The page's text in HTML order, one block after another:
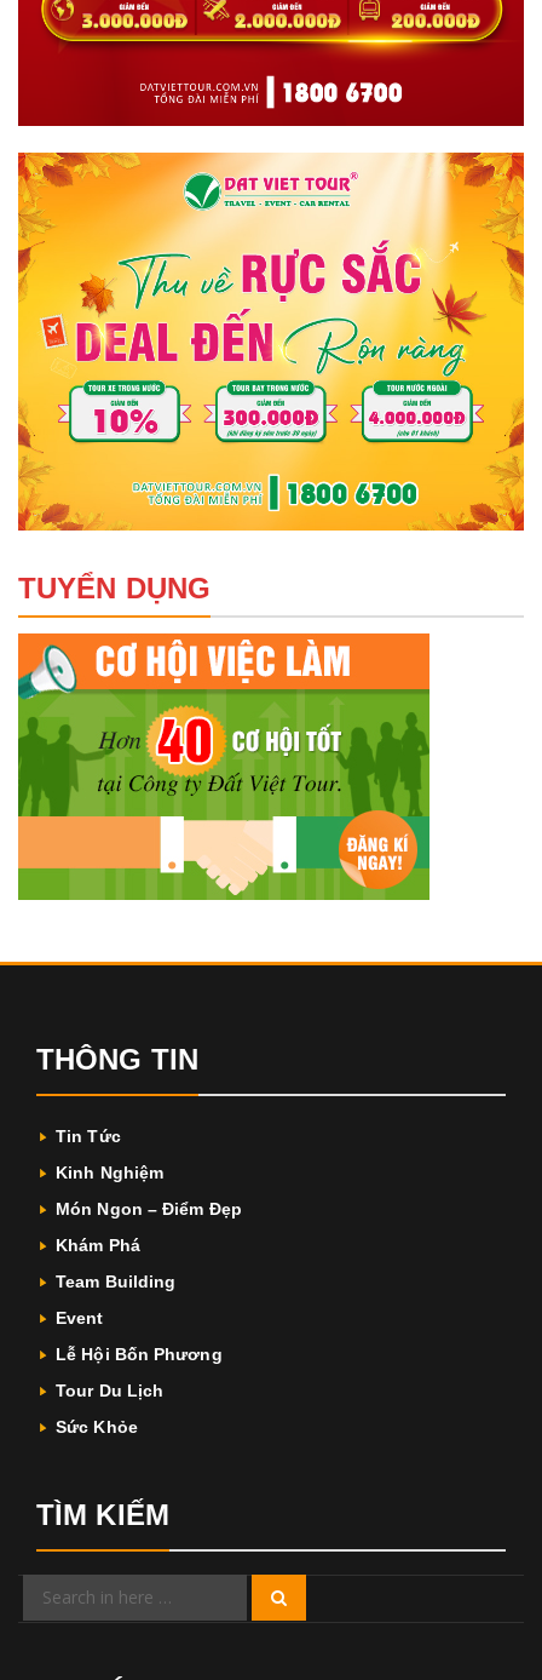
TUYỂN DỤNG
THÔNG TIN
Tin Tức
Kinh Nghiệm
Món Ngon – Điểm Đẹp
Khám Phá
Team Building
Event
Lễ Hội Bốn Phương
Tour Du Lịch
Sức Khỏe
TÌM KIẾM
Search